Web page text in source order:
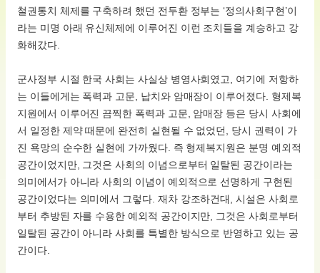
철권통치 체제를 구축하려 했던 전두환 정부는 ‘정의사회구현’이
라는 미명 아래 유신체제에 이루어진 이런 조치들을 계승하고 강
화해갔다.
군사정부 시절 한국 사회는 사실상 병영사회였고, 여기에 저항하
는 이들에게는 폭력과 고문, 납치와 암매장이 이루어졌다. 형제복
지원에서 이루어진 끔찍한 폭력과 고문, 암매장 등은 당시 사회에
서 일정한 제약 때문에 완전히 실현될 수 없었던, 당시 권력이 가
진 욕망의 순수한 실현에 가까웠다. 즉 형제복지원은 분명 예외적
공간이었지만, 그것은 사회의 이념으로부터 일탈된 공간이라는
의미에서가 아니라 사회의 이념이 예외적으로 선명하게 구현된
공간이었다는 의미에서 그렇다. 재차 강조하건대, 시설은 사회로
부터 추방된 자를 수용한 예외적 공간이지만, 그것은 사회로부터
일탈된 공간이 아니라 사회를 특별한 방식으로 반영하고 있는 공
간이다.